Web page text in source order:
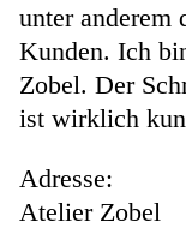
unter anderem
Kunden. Ich
Zobel. Der
ist wirklich
Adresse:
Atelier Zobel